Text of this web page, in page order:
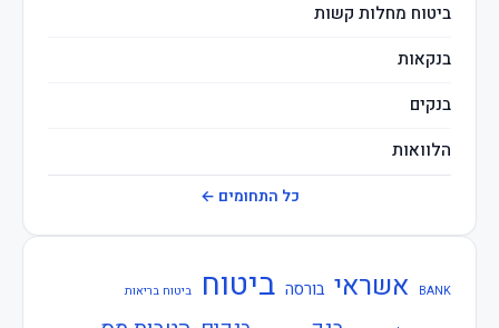
ביטוח מחלות קשות
בנקאות
בנקים
הלוואות
חוזרי בנק ישראל
חוזרי המפקח על הביטוח
כל התחומים ←
BANK אשראי בורסה ביטוח ביטוח בריאות